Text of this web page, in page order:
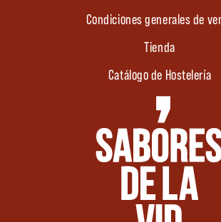
Condiciones generales de
Tienda
Catálogo de Hostelería